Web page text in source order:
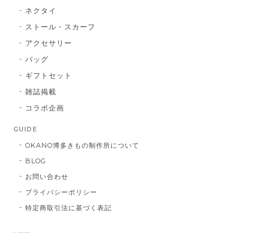
2025/05/26
2024/11/30
ネクタイ
ストール・スカーフ
アクセサリー
バッグ
ギフトセット
雑誌掲載
コラボ企画
GUIDE
OKANO博多きもの制作所について
BLOG
お問い合わせ
プライバシーポリシー
特定商取引法に基づく表記